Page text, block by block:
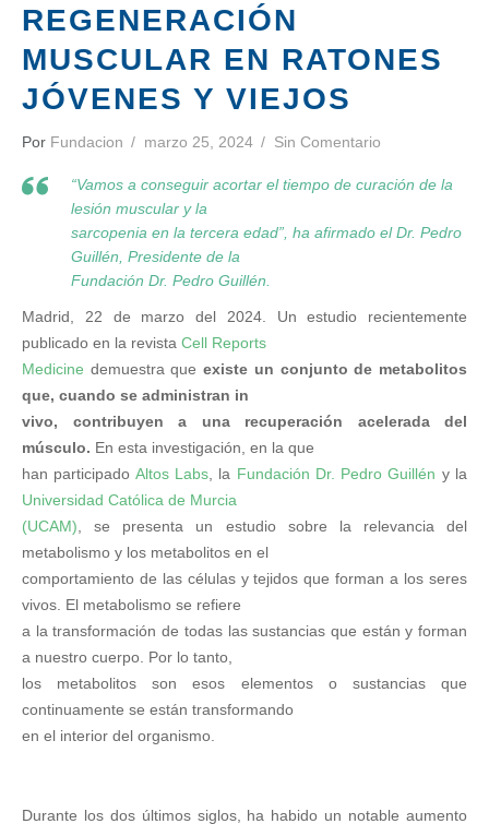
REGENERACIÓN
MUSCULAR EN RATONES
JÓVENES Y VIEJOS
Por Fundacion marzo 25, 2024 Sin Comentario
“Vamos a conseguir acortar el tiempo de curación de la
lesión muscular y la
sarcopenia en la tercera edad”, ha afirmado el Dr. Pedro
Guillén, Presidente de la
Fundación Dr. Pedro Guillén.
Madrid, 22 de marzo del 2024. Un estudio recientemente
publicado en la revista Cell Reports
Medicine demuestra queexiste un conjunto de metabolitos
que, cuando se administran in
vivo, contribuyen a una recuperación acelerada del
músculo. En esta investigación, en la que
han participado Altos Labs, la Fundación Dr. Pedro Guillén y la
Universidad Católica de Murcia
(UCAM), se presenta un estudio sobre la relevancia del
metabolismo y los metabolitos en el
comportamiento de las células y tejidos que forman a los seres
vivos. El metabolismo se refiere
a la transformación de todas las sustancias que están y forman
a nuestro cuerpo. Por lo tanto,
los metabolitos son esos elementos o sustancias que
continuamente se están transformando
en el interior del organismo.
Durante los dos últimos siglos, ha habido un notable aumento